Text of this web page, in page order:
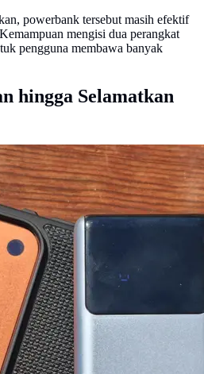
powerbank tersebut masih efektif
mengisi dua perangkat
pengguna membawa banyak
hingga Selamatkan